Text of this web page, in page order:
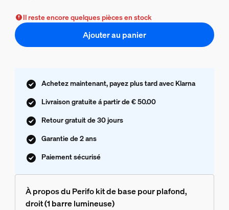
Il reste encore quelques pièces en stock
Ajouter au panier
Achetez maintenant, payez plus tard avec Klarna
Livraison gratuite á partir de € 50.00
Retour gratuit de 30 jours
Garantie de 2 ans
Paiement sécurisé
À propos du Perifo kit de base pour plafond,
droit (1 barre lumineuse)